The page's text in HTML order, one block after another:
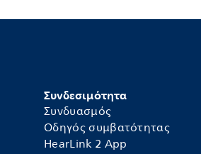
Συνδεσιμότητα
Συνδυασμός
Οδηγός συμβατότητας
HearLink 2 App